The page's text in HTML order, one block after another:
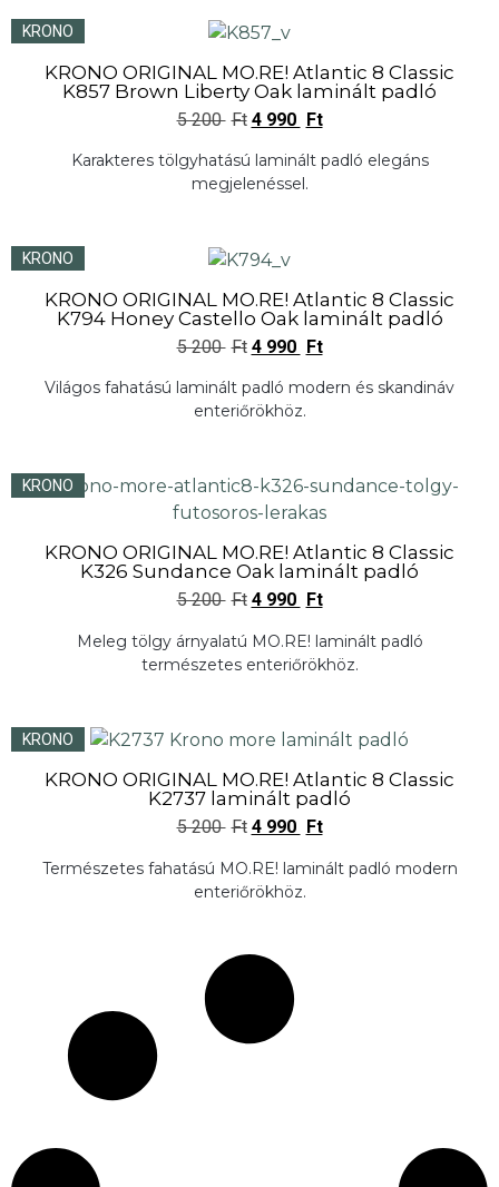
KRONO
KRONO ORIGINAL MO.RE! Atlantic 8 Classic
K857 Brown Liberty Oak laminált padló
5 200 Ft 4 990 Ft
Karakteres tölgyhatású laminált padló elegáns
megjelenéssel.
KRONO
KRONO ORIGINAL MO.RE! Atlantic 8 Classic
K794 Honey Castello Oak laminált padló
5 200 Ft 4 990 Ft
Világos fahatású laminált padló modern és skandináv
enteriőrökhöz.
KRONO
KRONO ORIGINAL MO.RE! Atlantic 8 Classic
K326 Sundance Oak laminált padló
5 200 Ft 4 990 Ft
Meleg tölgy árnyalatú MO.RE! laminált padló
természetes enteriőrökhöz.
KRONO
KRONO ORIGINAL MO.RE! Atlantic 8 Classic
K2737 laminált padló
5 200 Ft 4 990 Ft
Természetes fahatású MO.RE! laminált padló modern
enteriőrökhöz.